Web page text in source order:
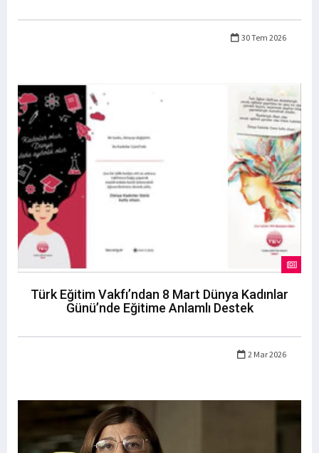
30 Tem 2026
Türk Eğitim Vakfı’ndan 8 Mart Dünya Kadınlar
Günü’nde Eğitime Anlamlı Destek
2 Mar 2026